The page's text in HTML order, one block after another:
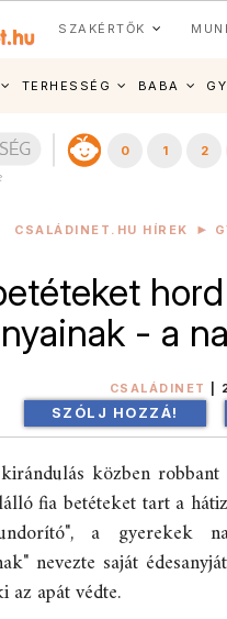
SZAKÉRTŐK
TERHESSÉG BABA
0 1 2
CSALÁDINET.HU HÍREK
- a
CSALÁDINET
SZÓLJ HOZZÁ!
közben
fia betéteket tart a
a gyerekek
nevezte saját
az apát védte.